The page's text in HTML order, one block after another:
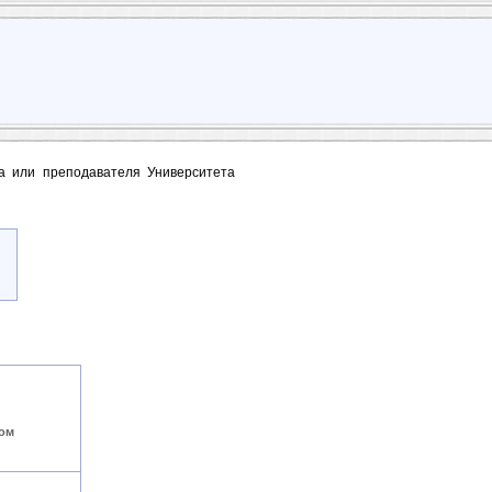
или преподавателя Университета